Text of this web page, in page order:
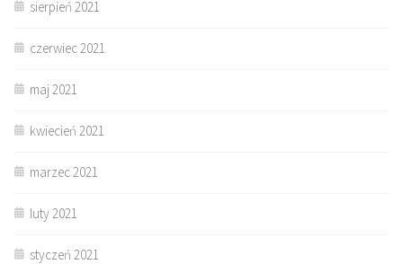
sierpień 2021
czerwiec 2021
maj 2021
kwiecień 2021
marzec 2021
luty 2021
styczeń 2021